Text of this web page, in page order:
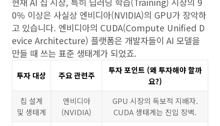
0% 이상은 사실상 엔비디아(NVIDIA)의 GPU가 장악하
고 있습니다. 엔비디아의 CUDA(Compute Unified D
evice Architecture) 플랫폼은 개발자들이 AI 모델을
만들 때 쓰는 표준 생태계가 되었죠.
투자 대상 주요 관련주
투자 포인트 (왜 투자해야 할까
요?)
칩 설계
및 생태계
엔비디아
(NVIDIA)
GPU 시장의 독보적 지배자.
CUDA 생태계는 진입 장벽.